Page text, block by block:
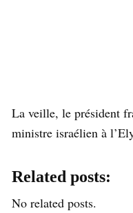
La veille, le président
ministre israélien à
Related posts:
No related posts.